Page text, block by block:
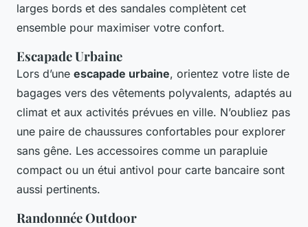
larges bords et des sandales complètent cet
ensemble pour maximiser votre confort.
Escapade Urbaine
Lors d’une escapade urbaine, orientez votre liste de
bagages vers des vêtements polyvalents, adaptés au
climat et aux activités prévues en ville. N’oubliez pas
une paire de chaussures confortables pour explorer
sans gêne. Les accessoires comme un parapluie
compact ou un étui antivol pour carte bancaire sont
aussi pertinents.
Randonnée Outdoor